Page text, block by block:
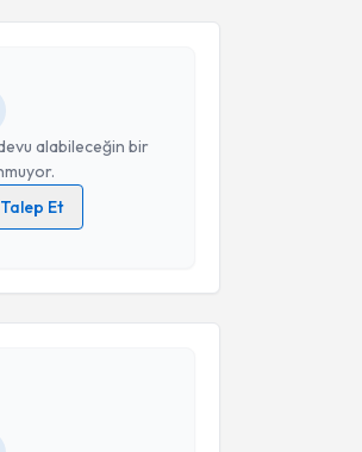
alabileceğin bir
Et
için randevu takvimi
almanız için bir
Aydınlatma Metni